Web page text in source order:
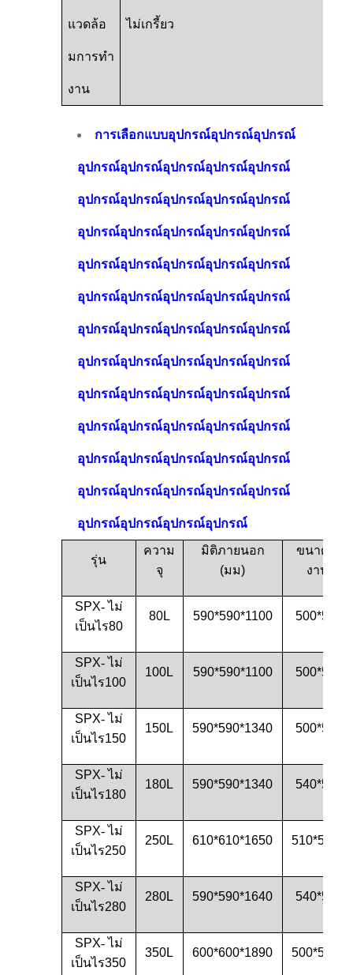
แวดล้อ
มการทํา
งาน
ไม่เกรี้ยว
การเลือกแบบอุปกรณ์อุปกรณ์อุปกรณ์
อุปกรณ์อุปกรณ์อุปกรณ์อุปกรณ์อุปกรณ์
อุปกรณ์อุปกรณ์อุปกรณ์อุปกรณ์อุปกรณ์
อุปกรณ์อุปกรณ์อุปกรณ์อุปกรณ์อุปกรณ์
อุปกรณ์อุปกรณ์อุปกรณ์อุปกรณ์อุปกรณ์
อุปกรณ์อุปกรณ์อุปกรณ์อุปกรณ์อุปกรณ์
อุปกรณ์อุปกรณ์อุปกรณ์อุปกรณ์อุปกรณ์
อุปกรณ์อุปกรณ์อุปกรณ์อุปกรณ์อุปกรณ์
อุปกรณ์อุปกรณ์อุปกรณ์อุปกรณ์อุปกรณ์
อุปกรณ์อุปกรณ์อุปกรณ์อุปกรณ์อุปกรณ์
อุปกรณ์อุปกรณ์อุปกรณ์อุปกรณ์อุปกรณ์
อุปกรณ์อุปกรณ์อุปกรณ์อุปกรณ์อุปกรณ์
อุปกรณ์อุปกรณ์อุปกรณ์อุปกรณ์
รุ่น
ความ
จุ
มิติภายนอก
(มม)
ขนาดห้อ
งาน (
SPX- ไม่
เป็นไร80
80L 590*590*1100
SPX- ไม่
เป็นไร100
100L 590*590*1100
SPX- ไม่
เป็นไร150
150L 590*590*1340
SPX- ไม่
เป็นไร180
180L 590*590*1340
SPX- ไม่
เป็นไร250
250L 610*610*1650
SPX- ไม่
เป็นไร280
280L 590*590*1640
SPX- ไม่
เป็นไร350
350L 600*600*1890